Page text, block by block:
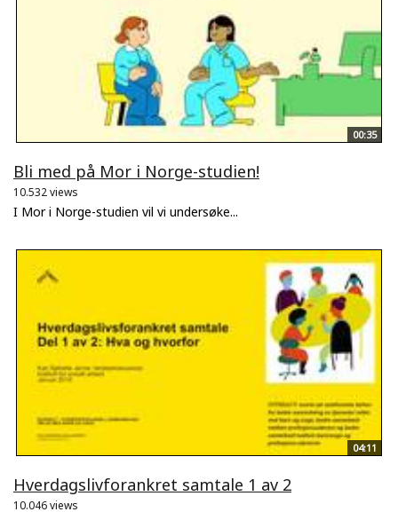
00:35
Bli med på Mor i Norge-studien!
10.532 views
I Mor i Norge-studien vil vi undersøke...
04:11
Hverdagslivforankret samtale 1 av 2
10.046 views